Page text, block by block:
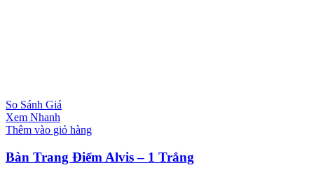
So Sánh Giá
Xem Nhanh
Thêm vào giỏ hàng
Bàn Trang Điểm Alvis – 1 Trắng